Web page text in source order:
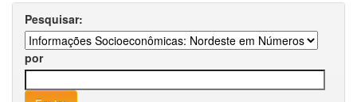
Pesquisar:
por